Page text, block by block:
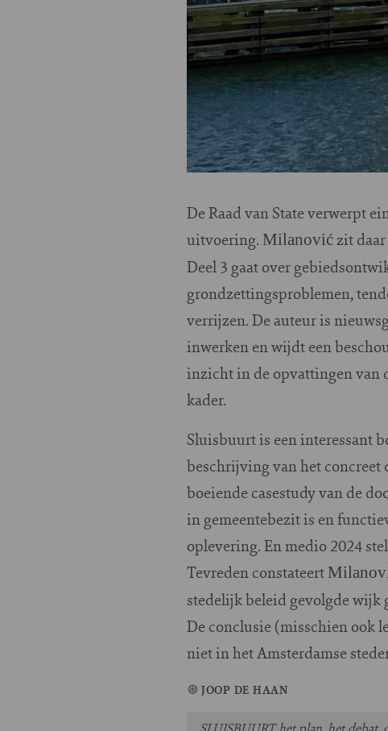
De Raad van State verwerpt
uitvoering. Milanovićzit
Deel 3 gaat over
grondzettingsproblemen,
verrijzen. De auteur is
inwerken en wijdt een
inzicht in de opvattingen van
kader.
Sluisbuurt is een interessant
beschrijving van het concreet
boeiende casestudy van de
in gemeentebezit is en
oplevering. En medio 2024
Tevreden constateert
stedelijk beleid gevolgde wijk
De conclusie (misschien ook
niet in het Amsterdamse
JOOP DE HAAN
SLUISBUURT het plan, het debat,